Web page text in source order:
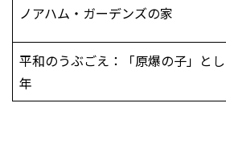
ノアハム・ガーデンズの家
平和のうぶごえ：「原爆の子」と
年